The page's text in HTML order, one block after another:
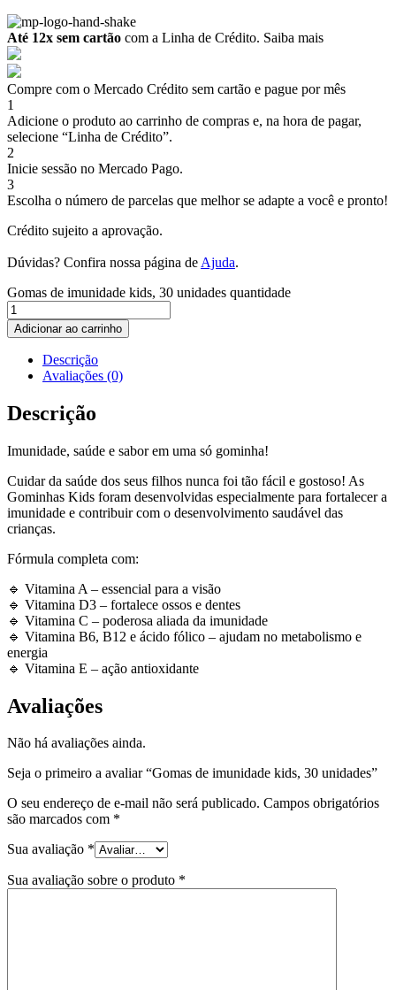
Até 12x sem cartão com a Linha de Crédito. Saiba mais
Compre com o Mercado Crédito sem cartão e pague por mês
1
Adicione o produto ao carrinho de compras e, na hora de pagar,
selecione “Linha de Crédito”.
2
Inicie sessão no Mercado Pago.
3
Escolha o número de parcelas que melhor se adapte a você e pronto!
Crédito sujeito a aprovação.
Dúvidas? Confira nossa página de Ajuda.
Gomas de imunidade kids, 30 unidades quantidade
Adicionar ao carrinho
Descrição
Avaliações (0)
Descrição
Imunidade, saúde e sabor em uma só gominha!
Cuidar da saúde dos seus filhos nunca foi tão fácil e gostoso! As
Gominhas Kids foram desenvolvidas especialmente para fortalecer a
imunidade e contribuir com o desenvolvimento saudável das
crianças.
Fórmula completa com:
🔹 Vitamina A – essencial para a visão
🔹 Vitamina D3 – fortalece ossos e dentes
🔹 Vitamina C – poderosa aliada da imunidade
🔹 Vitamina B6, B12 e ácido fólico – ajudam no metabolismo e
energia
🔹 Vitamina E – ação antioxidante
Avaliações
Não há avaliações ainda.
Seja o primeiro a avaliar “Gomas de imunidade kids, 30 unidades”
O seu endereço de e-mail não será publicado. Campos obrigatórios
são marcados com *
Sua avaliação *
Sua avaliação sobre o produto *